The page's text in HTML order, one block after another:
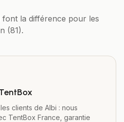
la différence pour les
(81).
clients de Albi : nous
TentBox France, garantie